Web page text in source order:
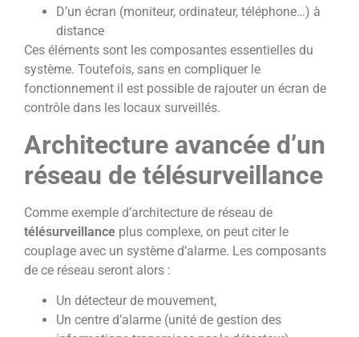
D’un écran (moniteur, ordinateur, téléphone…) à
distance
Ces éléments sont les composantes essentielles du
système. Toutefois, sans en compliquer le
fonctionnement il est possible de rajouter un écran de
contrôle dans les locaux surveillés.
Architecture avancée d’un
réseau de télésurveillance
Comme exemple d’architecture de réseau de
télésurveillance plus complexe, on peut citer le
couplage avec un système d’alarme. Les composants
de ce réseau seront alors :
Un détecteur de mouvement,
Un centre d’alarme (unité de gestion des